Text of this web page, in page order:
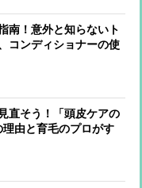
南！意外と知らないト
コンディショナーの使
でとりたい食べ物
直そう！「頭皮ケアの
由と育毛のプロがす
ジのやり方